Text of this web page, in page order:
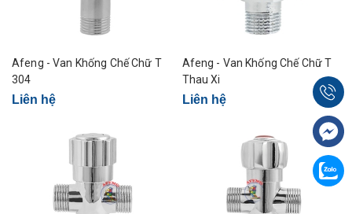
Afeng - Van Khống Chế Chữ T
304
Liên hệ
Afeng - Van Khống Chế Chữ T
Thau Xi
Liên hệ